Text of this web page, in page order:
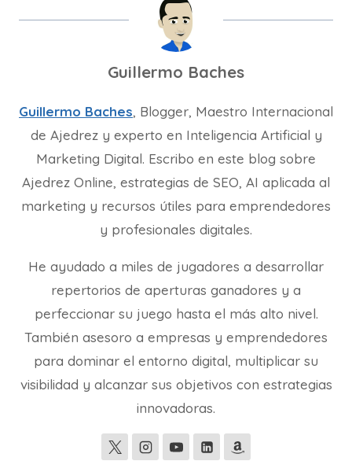
Guillermo Baches
Guillermo Baches, Blogger, Maestro Internacional
de Ajedrez y experto en Inteligencia Artificial y
Marketing Digital. Escribo en este blog sobre
Ajedrez Online, estrategias de SEO, AI aplicada al
marketing y recursos útiles para emprendedores
y profesionales digitales.
He ayudado a miles de jugadores a desarrollar
repertorios de aperturas ganadores y a
perfeccionar su juego hasta el más alto nivel.
También asesoro a empresas y emprendedores
para dominar el entorno digital, multiplicar su
visibilidad y alcanzar sus objetivos con estrategias
innovadoras.